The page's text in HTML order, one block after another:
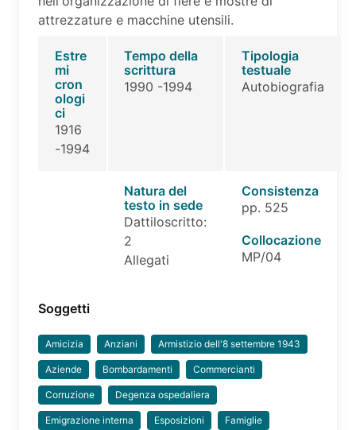
attrezzature e macchine utensili.
Estre
mi
cron
ologi
ci
1916
-1994
Tempo della
scrittura
1990 -1994
Tipologia
testuale
Autobiografia
Natura del
testo in sede
Dattiloscritto:
2
Allegati
Consistenza
pp. 525
Collocazione
MP/04
Soggetti
Amicizia Anziani Armistizio dell'8 settembre 1943
Aziende Bombardamenti Commercianti
Corruzione Degenza ospedaliera
Emigrazione interna Esposizioni Famiglie